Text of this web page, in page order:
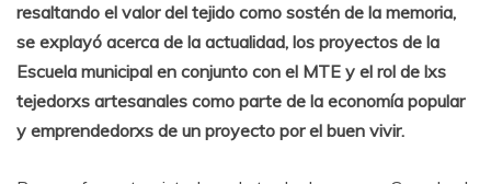
resaltando el valor del tejido como sostén de la memoria,
se explayó acerca de la actualidad, los proyectos de la
Escuela municipal en conjunto con el MTE y el rol de lxs
tejedorxs artesanales como parte de la economía popular
y emprendedorxs de un proyecto por el buen vivir.